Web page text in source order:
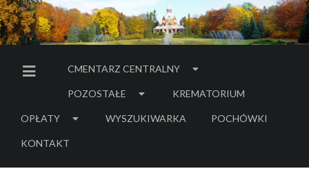
MENU BOCZNE
CMENTARZ CENTRALNY
POZOSTAŁE KREMATORIUM
OPŁATY WYSZUKIWARKA POCHÓWKI
- LINK DO SERWISU
KONTAKT